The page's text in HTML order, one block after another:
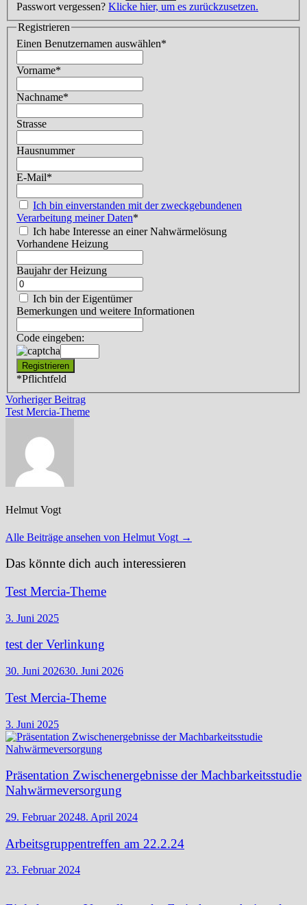
Passwort vergessen? Klicke hier, um es zurückzusetzen.
Registrieren
Einen Benutzernamen auswählen*
Vorname*
Nachname*
Strasse
Hausnummer
E-Mail*
Ich bin einverstanden mit der zweckgebundenen
Verarbeitung meiner Daten*
Ich habe Interesse an einer Nahwärmelösung
Vorhandene Heizung
Baujahr der Heizung
Ich bin der Eigentümer
Bemerkungen und weitere Informationen
Code eingeben:
*Pflichtfeld
Beitragsnavigation
Vorheriger BeitragVorheriger
Beitrag:
Test Mercia-Theme
Helmut Vogt
Alle Beiträge ansehen von Helmut Vogt →
Das könnte dich auch interessieren
Test Mercia-Theme
3. Juni 2025
test der Verlinkung
30. Juni 202630. Juni 2026
Test Mercia-Theme
3. Juni 2025
Präsentation Zwischenergebnisse der Machbarkeitsstudie
Nahwärmeversorgung
29. Februar 20248. April 2024
Arbeitsgruppentreffen am 22.2.24
23. Februar 2024